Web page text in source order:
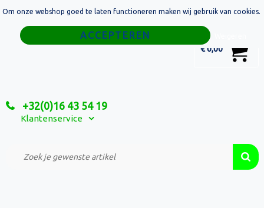
€ 0,00
+32(0)16 43 54 19
Klantenservice
Home
Relatiegeschenken
Custom Made Projecten
Om onze webshop goed te laten functioneren maken wij gebruik van cookies.